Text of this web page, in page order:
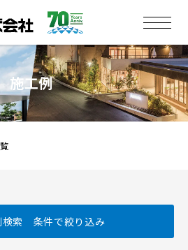
施工例
検索 条件で絞り込み